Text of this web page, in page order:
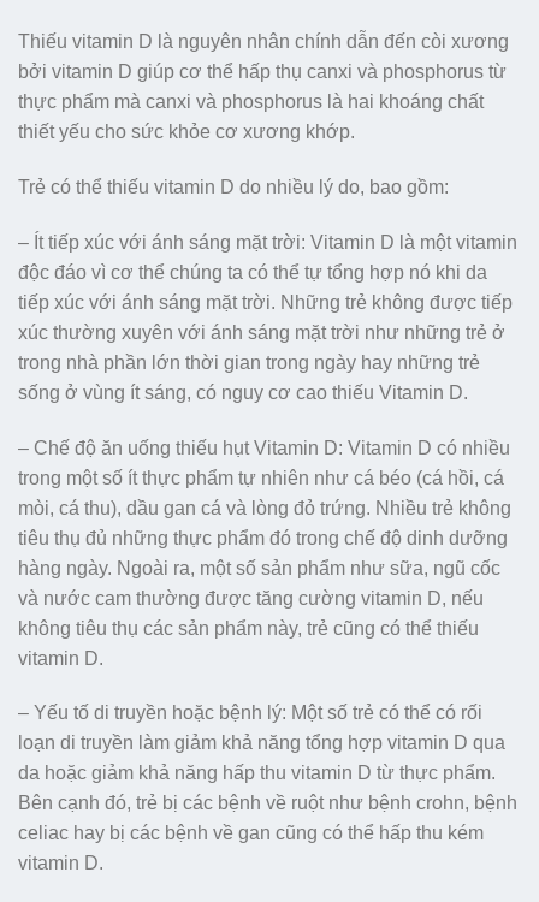
Thiếu vitamin D là nguyên nhân chính dẫn đến còi xương
bởi vitamin D giúp cơ thể hấp thụ canxi và phosphorus từ
thực phẩm mà canxi và phosphorus là hai khoáng chất
thiết yếu cho sức khỏe cơ xương khớp.
Trẻ có thể thiếu vitamin D do nhiều lý do, bao gồm:
– Ít tiếp xúc với ánh sáng mặt trời: Vitamin D là một vitamin
độc đáo vì cơ thể chúng ta có thể tự tổng hợp nó khi da
tiếp xúc với ánh sáng mặt trời. Những trẻ không được tiếp
xúc thường xuyên với ánh sáng mặt trời như những trẻ ở
trong nhà phần lớn thời gian trong ngày hay những trẻ
sống ở vùng ít sáng, có nguy cơ cao thiếu Vitamin D.
– Chế độ ăn uống thiếu hụt Vitamin D: Vitamin D có nhiều
trong một số ít thực phẩm tự nhiên như cá béo (cá hồi, cá
mòi, cá thu), dầu gan cá và lòng đỏ trứng. Nhiều trẻ không
tiêu thụ đủ những thực phẩm đó trong chế độ dinh dưỡng
hàng ngày. Ngoài ra, một số sản phẩm như sữa, ngũ cốc
và nước cam thường được tăng cường vitamin D, nếu
không tiêu thụ các sản phẩm này, trẻ cũng có thể thiếu
vitamin D.
– Yếu tố di truyền hoặc bệnh lý: Một số trẻ có thể có rối
loạn di truyền làm giảm khả năng tổng hợp vitamin D qua
da hoặc giảm khả năng hấp thu vitamin D từ thực phẩm.
Bên cạnh đó, trẻ bị các bệnh về ruột như bệnh crohn, bệnh
celiac hay bị các bệnh về gan cũng có thể hấp thu kém
vitamin D.